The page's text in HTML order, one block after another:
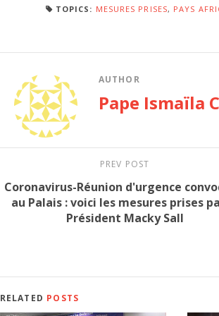
TOPICS: MESURES PRISES, PAYS
AUTHOR
Pape Ismaïla
PREV POST
Coronavirus-Réunion d'urgence
au Palais : voici les mesures prises
Président Macky Sall
RELATED POSTS